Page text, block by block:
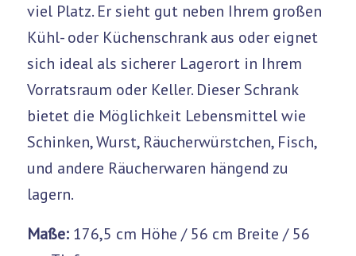
viel Platz. Er sieht gut neben Ihrem großen
Kühl- oder Küchenschrank aus oder eignet
sich ideal als sicherer Lagerort in Ihrem
Vorratsraum oder Keller. Dieser Schrank
bietet die Möglichkeit Lebensmittel wie
Schinken, Wurst, Räucherwürstchen, Fisch,
und andere Räucherwaren hängend zu
lagern.
Maße: 176,5 cm Höhe / 56 cm Breite / 56